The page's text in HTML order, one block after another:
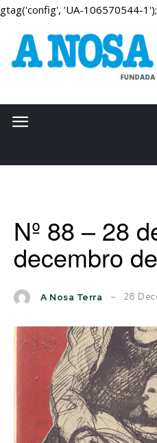
gtag('config', 'UA-106570544-1');
Nº 88 – 28
decembro
A Nosa Terra 28